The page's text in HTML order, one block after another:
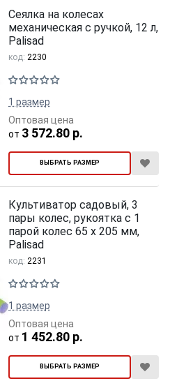
Сеялка на колесах
механическая с ручкой, 12 л,
Palisad
код: 2230
1 размер
ВЫБРАТЬ РАЗМЕР
от 3 572.80 р.
Оптовая цена
Культиватор садовый, 3
пары колес, рукоятка с 1
парой колес 65 х 205 мм,
Palisad
код: 2231
1 размер
ВЫБРАТЬ РАЗМЕР
от 1 452.80 р.
Оптовая цена